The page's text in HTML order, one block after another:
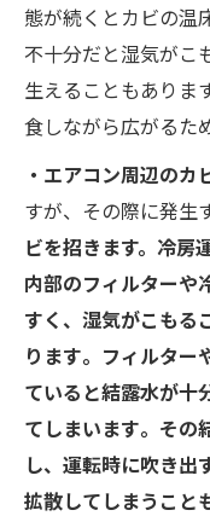
態が続くとカビの温
不十分だと湿気がこ
生えることもありま
食しながら広がるた
・エアコン周辺のカ
すが、その際に発生
ビを招きます。冷房
内部のフィルターや
すく、湿気がこもる
ります​。フィルター
ていると結露水が十
てしまいます​。その
し、運転時に吹き出
拡散してしまうこと